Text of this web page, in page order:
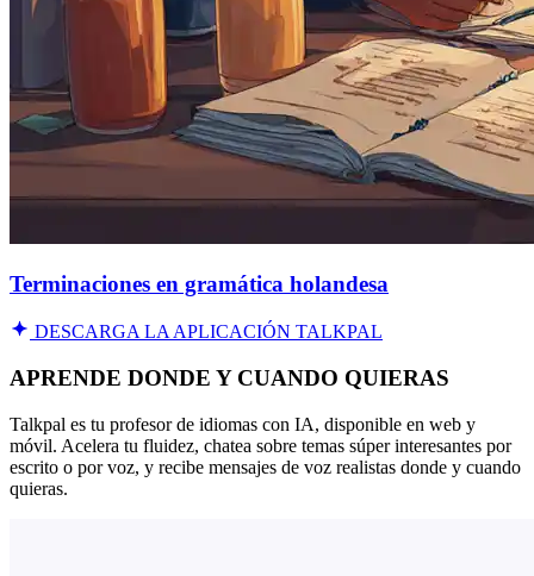
Terminaciones en gramática holandesa
DESCARGA LA APLICACIÓN TALKPAL
APRENDE DONDE Y CUANDO QUIERAS
Talkpal es tu profesor de idiomas con IA, disponible en web y
móvil. Acelera tu fluidez, chatea sobre temas súper interesantes por
escrito o por voz, y recibe mensajes de voz realistas donde y cuando
quieras.